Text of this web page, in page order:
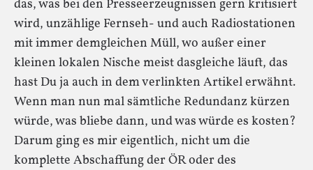
das, was bei den Presseerzeugnissen gern kritisiert
wird, unzählige Fernseh- und auch Radiostationen
mit immer demgleichen Müll, wo außer einer
kleinen lokalen Nische meist dasgleiche läuft, das
hast Du ja auch in dem verlinkten Artikel erwähnt.
Wenn man nun mal sämtliche Redundanz kürzen
würde, was bliebe dann, und was würde es kosten?
Darum ging es mir eigentlich, nicht um die
komplette Abschaffung der ÖR oder des